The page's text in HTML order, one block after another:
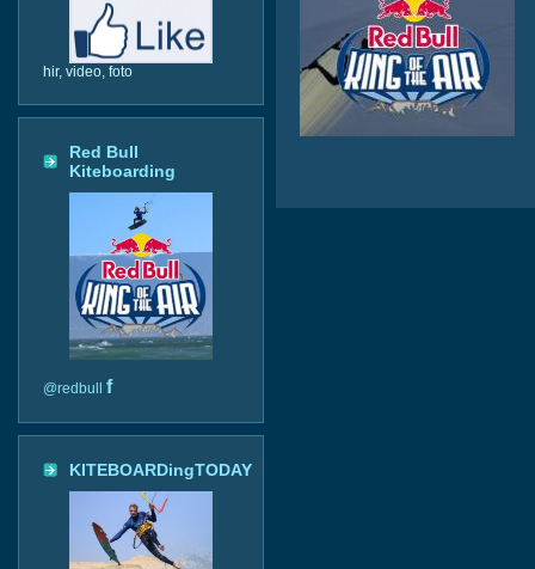
hir, video, foto
Red Bull
Kiteboarding
@redbull f
KITEBOARDingTODAY